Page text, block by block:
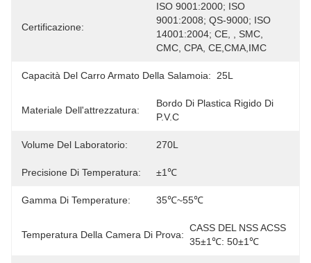
Certificazione:
ISO 9001:2000; ISO
9001:2008; QS-9000; ISO
14001:2004; CE, , SMC,
CMC, CPA, CE,CMA,IMC
Capacità Del Carro Armato Della Salamoia: 25L
Materiale Dell'attrezzatura:
Bordo Di Plastica Rigido Di
P.V.C
Volume Del Laboratorio: 270L
Precisione Di Temperatura: ±1℃
Gamma Di Temperature: 35℃~55℃
Temperatura Della Camera Di Prova:
CASS DEL NSS ACSS
35±1℃: 50±1℃